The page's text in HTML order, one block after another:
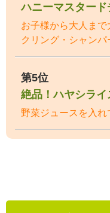
ハニーマスタード
お子様から大人ま
クリング・シャンパ
第5位
絶品！ハヤシライ
野菜ジュースを入れ